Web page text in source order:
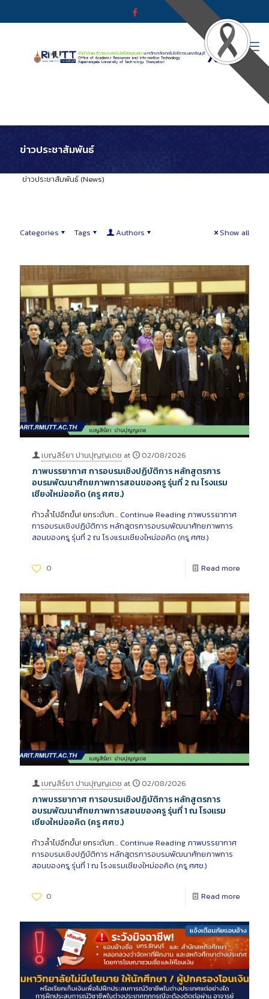
ข่าวประชาสัมพันธ์
ข่าวประชาสัมพันธ์ (News)
Categories Tags Authors Show all
เบญสิร์ยา ปานปุญญเดช at 02/08/2026
ภาพบรรยากาศ การอบรมเชิงปฏิบัติการ หลักสูตรการ
อบรมพัฒนาศักยภาพการสอนของครู รุ่นที่ 2 ณ โรงแรม
เชียงใหม่ออคิด (ครู ศศช.)
ก้าวล้ำไปอีกขั้น! ยกระดับก… Continue Reading ภาพบรรยากาศ
การอบรมเชิงปฏิบัติการ หลักสูตรการอบรมพัฒนาศักยภาพการ
สอนของครู รุ่นที่ 2 ณ โรงแรมเชียงใหม่ออคิด (ครู ศศช.)
0 Read more
เบญสิร์ยา ปานปุญญเดช at 02/08/2026
ภาพบรรยากาศ การอบรมเชิงปฏิบัติการ หลักสูตรการ
อบรมพัฒนาศักยภาพการสอนของครู รุ่นที่ 1 ณ โรงแรม
เชียงใหม่ออคิด (ครู ศศช.)
ก้าวล้ำไปอีกขั้น! ยกระดับก… Continue Reading ภาพบรรยากาศ
การอบรมเชิงปฏิบัติการ หลักสูตรการอบรมพัฒนาศักยภาพการ
สอนของครู รุ่นที่ 1 ณ โรงแรมเชียงใหม่ออคิด (ครู ศศช.)
0 Read more